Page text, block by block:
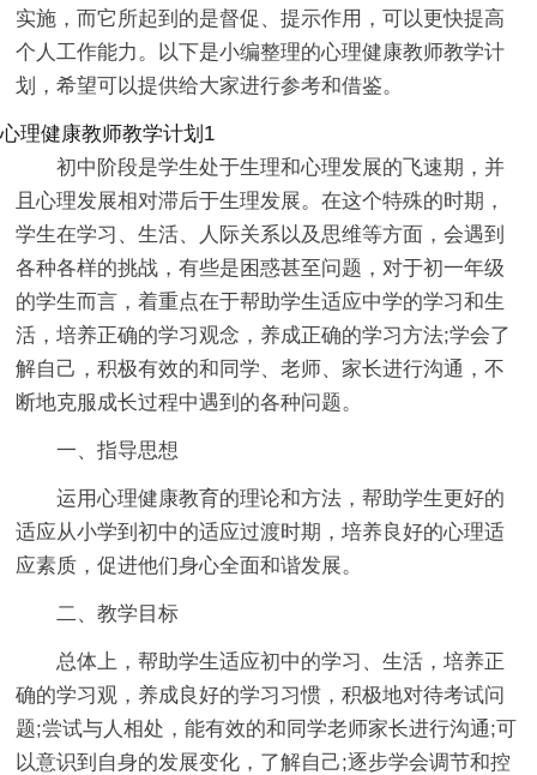
实施，而它所起到的是督促、提示作用，可以更快提高
个人工作能力。以下是小编整理的心理健康教师教学计
划，希望可以提供给大家进行参考和借鉴。
心理健康教师教学计划1
初中阶段是学生处于生理和心理发展的飞速期，并
且心理发展相对滞后于生理发展。在这个特殊的时期，
学生在学习、生活、人际关系以及思维等方面，会遇到
各种各样的挑战，有些是困惑甚至问题，对于初一年级
的学生而言，着重点在于帮助学生适应中学的学习和生
活，培养正确的学习观念，养成正确的学习方法;学会了
解自己，积极有效的和同学、老师、家长进行沟通，不
断地克服成长过程中遇到的各种问题。
一、指导思想
运用心理健康教育的理论和方法，帮助学生更好的
适应从小学到初中的适应过渡时期，培养良好的心理适
应素质，促进他们身心全面和谐发展。
二、教学目标
总体上，帮助学生适应初中的学习、生活，培养正
确的学习观，养成良好的学习习惯，积极地对待考试问
题;尝试与人相处，能有效的和同学老师家长进行沟通;可
以意识到自身的发展变化，了解自己;逐步学会调节和控